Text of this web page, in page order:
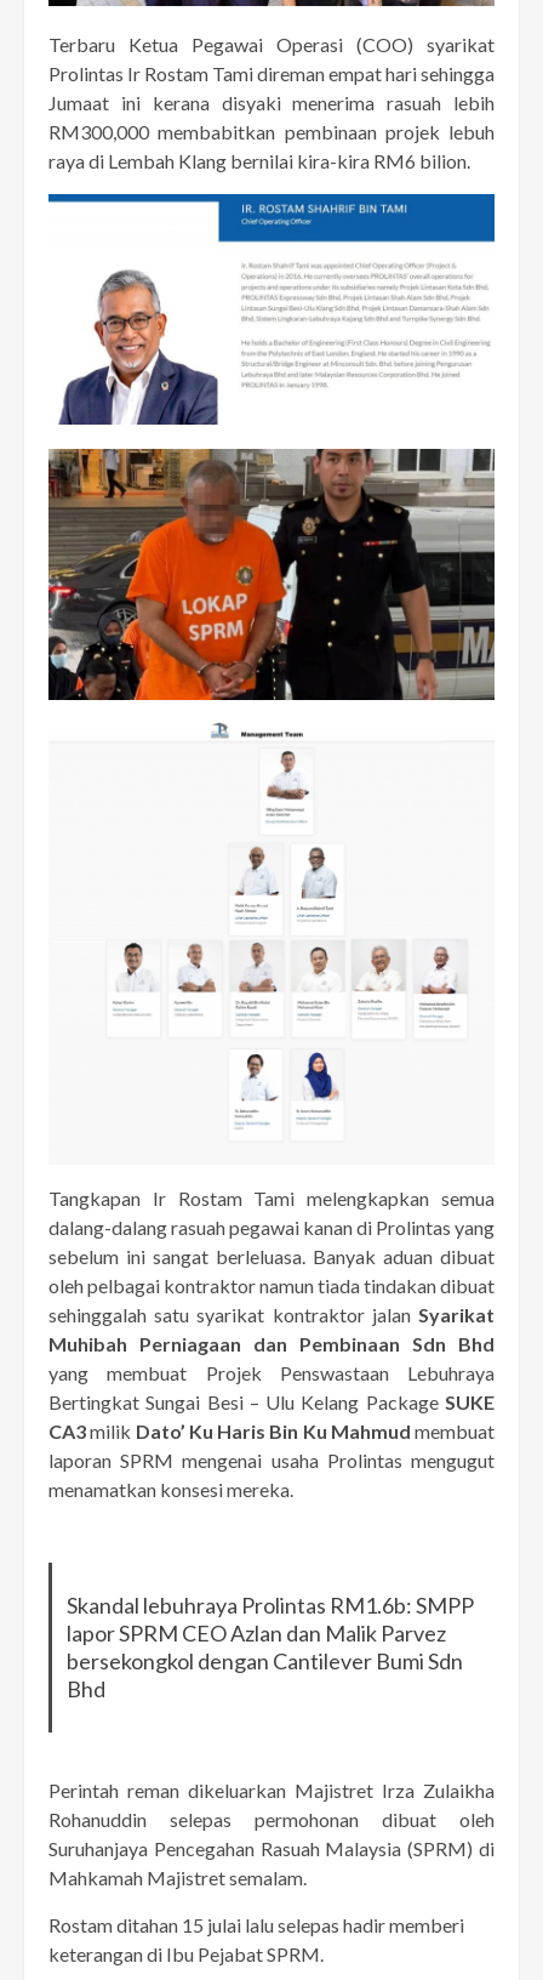
Terbaru Ketua Pegawai Operasi (COO) syarikat
Prolintas Ir Rostam Tami direman empat hari sehingga
Jumaat ini kerana disyaki menerima rasuah lebih
RM300,000 membabitkan pembinaan projek lebuh
raya di Lembah Klang bernilai kira-kira RM6 bilion.
Tangkapan Ir Rostam Tami melengkapkan semua
dalang-dalang rasuah pegawai kanan di Prolintas yang
sebelum ini sangat berleluasa. Banyak aduan dibuat
oleh pelbagai kontraktor namun tiada tindakan dibuat
sehinggalah satu syarikat kontraktor jalan Syarikat
Muhibah Perniagaan dan Pembinaan Sdn Bhd
yang membuat Projek Penswastaan Lebuhraya
Bertingkat Sungai Besi – Ulu Kelang PackageSUKE
CA3milik Dato’ Ku Haris Bin Ku Mahmud membuat
laporan SPRM mengenai usaha Prolintas mengugut
menamatkan konsesi mereka.
Skandal lebuhraya Prolintas RM1.6b: SMPP
lapor SPRM CEO Azlan dan Malik Parvez
bersekongkol dengan Cantilever Bumi Sdn
Bhd
Perintah reman dikeluarkan Majistret Irza Zulaikha
Rohanuddin selepas permohonan dibuat oleh
Suruhanjaya Pencegahan Rasuah Malaysia (SPRM) di
Mahkamah Majistret semalam.
Rostam ditahan 15 julai lalu selepas hadir memberi
keterangan di Ibu Pejabat SPRM.